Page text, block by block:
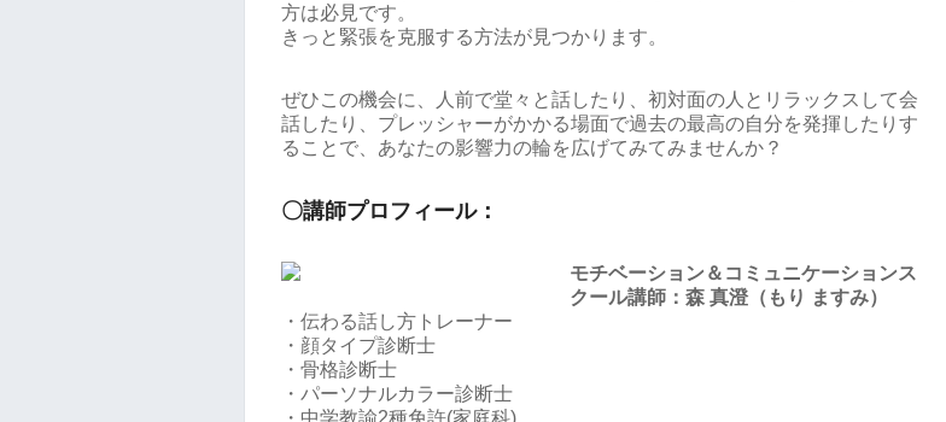
方は必見です。
きっと緊張を克服する方法が見つかります。
ぜひこの機会に、人前で堂々と話したり、初対面の人とリラックスして会
話したり、プレッシャーがかかる場面で過去の最高の自分を発揮したりす
ることで、あなたの影響力の輪を広げてみてみませんか？
〇講師プロフィール：
モチベーション＆コミュニケーションス
クール講師：森 真澄（もり ますみ）
・伝わる話し方トレーナー
・顔タイプ診断士
・骨格診断士
・パーソナルカラー診断士
・中学教諭2種免許(家庭科)